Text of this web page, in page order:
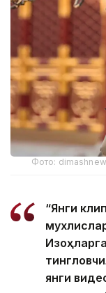
Фото:
“Янги
янги